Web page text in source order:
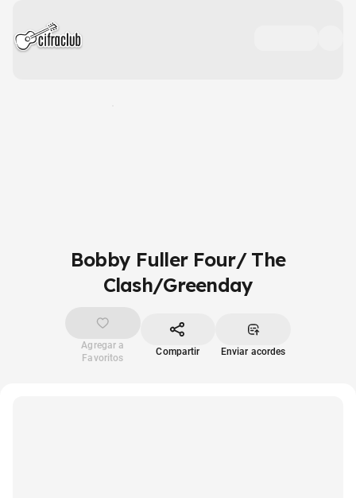
Bobby Fuller Four/ The
Clash/Greenday
Agregar a
Favoritos
Compartir Enviar acordes